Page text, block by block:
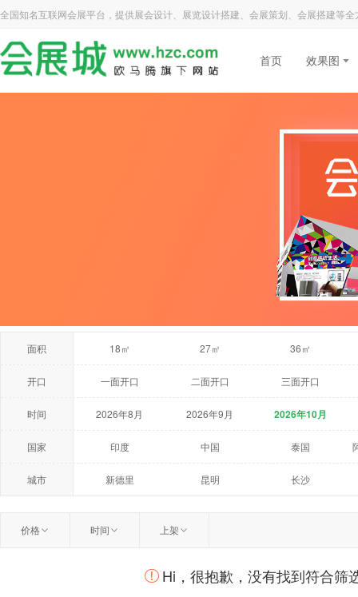
全国知名互联网会展平台，提供展会设计、展览设计搭建、会展策划、会展搭建等
首页 效果图
面积 18㎡ 27㎡ 36㎡
开口 一面开口 二面开口 三面开口
时间 2026年8月 2026年9月 2026年10月
2027年5月 2027年6月 2027年7月
国家 印度 中国 泰国
荷兰 美国 澳大利亚
城市 新德里 昆明 长沙
价格 时间 上架
Hi，很抱歉，没有找到符合筛